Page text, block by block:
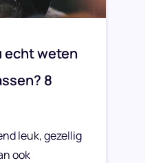
echt weten
8
leuk, gezellig
ook